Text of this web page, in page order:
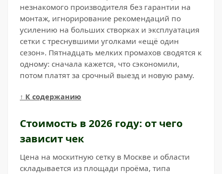
незнакомого производителя без гарантии на
монтаж, игнорирование рекомендаций по
усилению на больших створках и эксплуатация
сетки с треснувшими уголками «ещё один
сезон». Пятнадцать мелких промахов сводятся к
одному: сначала кажется, что сэкономили,
потом платят за срочный выезд и новую раму.
↑ К содержанию
Стоимость в 2026 году: от чего
зависит чек
Цена на москитную сетку в Москве и области
складывается из площади проёма, типа